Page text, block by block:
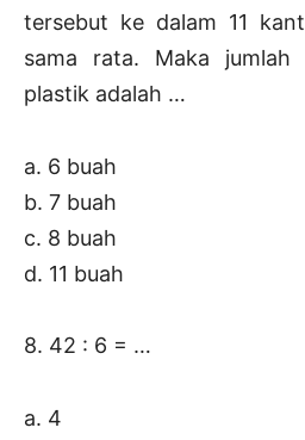
tersebut ke dalam 11
sama rata. Maka jumlah
plastik adalah …
a. 6 buah
b. 7 buah
c. 8 buah
d. 11 buah
8. 42 : 6 = …
a. 4